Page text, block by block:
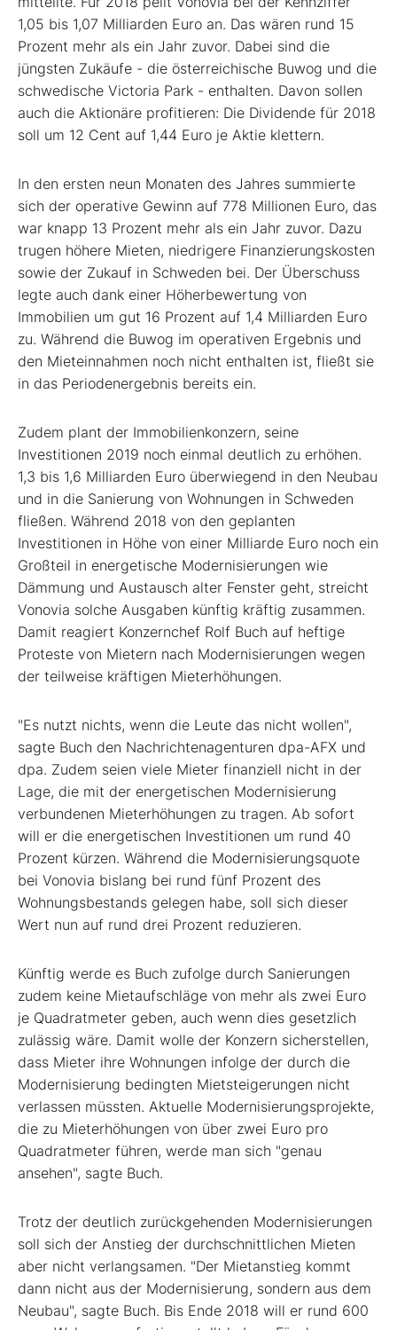
1,05 bis 1,07 Milliarden Euro an. Das wären rund 15
Prozent mehr als ein Jahr zuvor. Dabei sind die
jüngsten Zukäufe - die österreichische Buwog und die
schwedische Victoria Park - enthalten. Davon sollen
auch die Aktionäre profitieren: Die Dividende für 2018
soll um 12 Cent auf 1,44 Euro je Aktie klettern.
In den ersten neun Monaten des Jahres summierte
sich der operative Gewinn auf 778 Millionen Euro, das
war knapp 13 Prozent mehr als ein Jahr zuvor. Dazu
trugen höhere Mieten, niedrigere Finanzierungskosten
sowie der Zukauf in Schweden bei. Der Überschuss
legte auch dank einer Höherbewertung von
Immobilien um gut 16 Prozent auf 1,4 Milliarden Euro
zu. Während die Buwog im operativen Ergebnis und
den Mieteinnahmen noch nicht enthalten ist, fließt sie
in das Periodenergebnis bereits ein.
Zudem plant der Immobilienkonzern, seine
Investitionen 2019 noch einmal deutlich zu erhöhen.
1,3 bis 1,6 Milliarden Euro überwiegend in den Neubau
und in die Sanierung von Wohnungen in Schweden
fließen. Während 2018 von den geplanten
Investitionen in Höhe von einer Milliarde Euro noch ein
Großteil in energetische Modernisierungen wie
Dämmung und Austausch alter Fenster geht, streicht
Vonovia solche Ausgaben künftig kräftig zusammen.
Damit reagiert Konzernchef Rolf Buch auf heftige
Proteste von Mietern nach Modernisierungen wegen
der teilweise kräftigen Mieterhöhungen.
"Es nutzt nichts, wenn die Leute das nicht wollen",
sagte Buch den Nachrichtenagenturen dpa-AFX und
dpa. Zudem seien viele Mieter finanziell nicht in der
Lage, die mit der energetischen Modernisierung
verbundenen Mieterhöhungen zu tragen. Ab sofort
will er die energetischen Investitionen um rund 40
Prozent kürzen. Während die Modernisierungsquote
bei Vonovia bislang bei rund fünf Prozent des
Wohnungsbestands gelegen habe, soll sich dieser
Wert nun auf rund drei Prozent reduzieren.
Künftig werde es Buch zufolge durch Sanierungen
zudem keine Mietaufschläge von mehr als zwei Euro
je Quadratmeter geben, auch wenn dies gesetzlich
zulässig wäre. Damit wolle der Konzern sicherstellen,
dass Mieter ihre Wohnungen infolge der durch die
Modernisierung bedingten Mietsteigerungen nicht
verlassen müssten. Aktuelle Modernisierungsprojekte,
die zu Mieterhöhungen von über zwei Euro pro
Quadratmeter führen, werde man sich "genau
ansehen", sagte Buch.
Trotz der deutlich zurückgehenden Modernisierungen
soll sich der Anstieg der durchschnittlichen Mieten
aber nicht verlangsamen. "Der Mietanstieg kommt
dann nicht aus der Modernisierung, sondern aus dem
Neubau", sagte Buch. Bis Ende 2018 will er rund 600